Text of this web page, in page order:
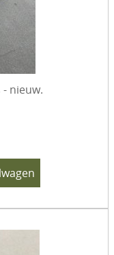
nieuw.